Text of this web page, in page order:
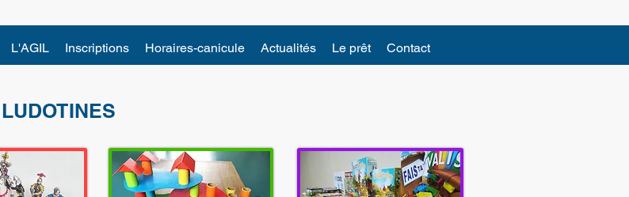
L'AGIL Inscriptions Horaires-canicule Actualités Le prêt Contact